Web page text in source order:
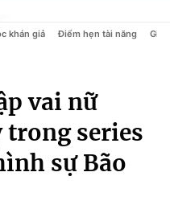
khán giả Điểm hẹn tài năng Giải
vai nữ
series
sự Bão